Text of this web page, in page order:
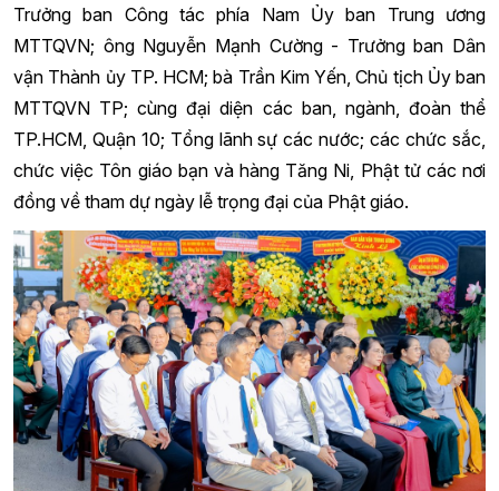
Trưởng ban Công tác phía Nam Ủy ban Trung ương
MTTQVN; ông Nguyễn Mạnh Cường - Trưởng ban Dân
vận Thành ủy TP. HCM; bà Trần Kim Yến, Chủ tịch Ủy ban
MTTQVN TP; cùng đại diện các ban, ngành, đoàn thể
TP.HCM, Quận 10; Tổng lãnh sự các nước; các chức sắc,
chức việc Tôn giáo bạn và hàng Tăng Ni, Phật tử các nơi
đồng về tham dự ngày lễ trọng đại của Phật giáo.